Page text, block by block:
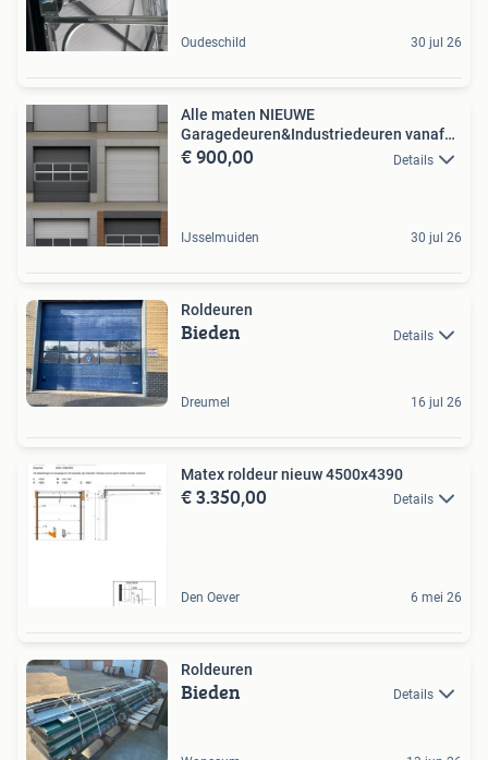
Oudeschild 30 jul 26
Alle maten NIEUWE
Garagedeuren&Industriedeuren vanaf
995,-
€ 900,00 Details
IJsselmuiden 30 jul 26
Roldeuren
Bieden Details
Dreumel 16 jul 26
Matex roldeur nieuw 4500x4390
€ 3.350,00 Details
Den Oever 6 mei 26
Roldeuren
Bieden Details